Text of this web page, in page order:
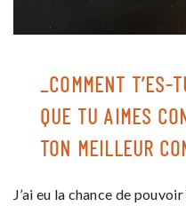
_COMMENT T’ES-
QUE TU AIMES
TON MEILLEUR
J’ai eu la chance de